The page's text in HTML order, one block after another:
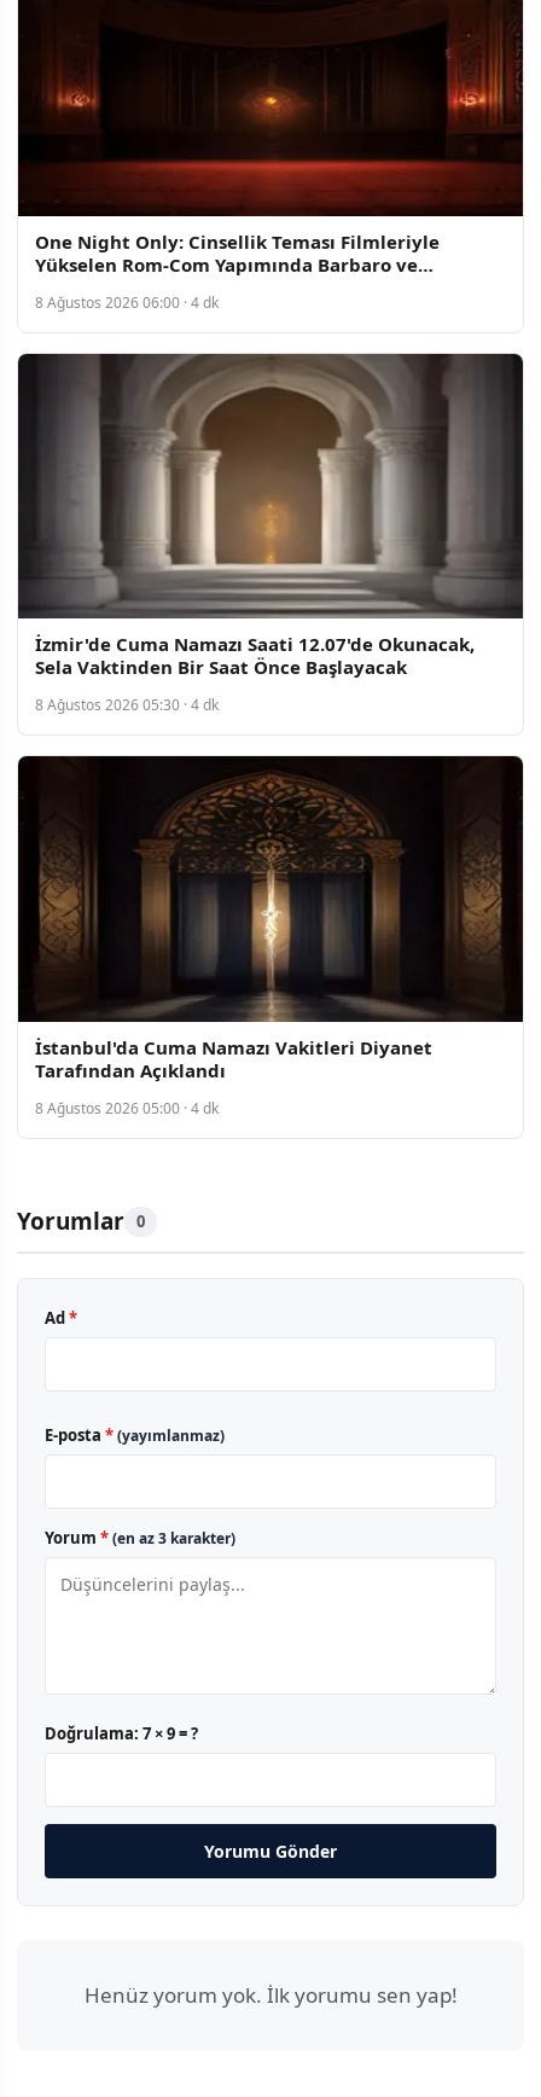
One Night Only: Cinsellik Teması Filmleriyle
Yükselen Rom-Com Yapımında Barbaro ve
8 Ağustos 2026 06:00 · 4 dk
İzmir'de Cuma Namazı Saati 12.07'de Okunacak,
Sela Vaktinden Bir Saat Önce Başlayacak
8 Ağustos 2026 05:30 · 4 dk
İstanbul'da Cuma Namazı Vakitleri Diyanet
Tarafından Açıklandı
8 Ağustos 2026 05:00 · 4 dk
Yorumlar 0
Ad*
E-posta *(yayımlanmaz)
Yorum *(en az 3 karakter)
Doğrulama: 7 × 9 = ?
Yorumu Gönder
Henüz yorum yok. İlk yorumu sen yap!